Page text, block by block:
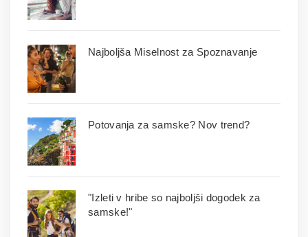
Najboljša Miselnost za Spoznavanje
Potovanja za samske? Nov trend?
"Izleti v hribe so najboljši dogodek za
samske!"